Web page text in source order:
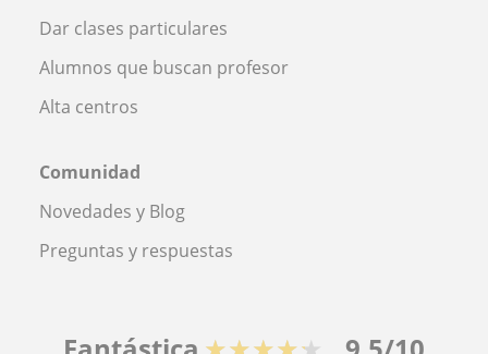
Dar clases particulares
Alumnos que buscan profesor
Alta centros
Comunidad
Novedades y Blog
Preguntas y respuestas